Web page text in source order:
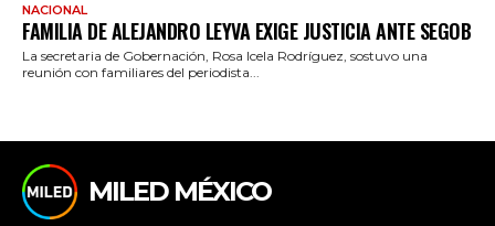
NACIONAL
FAMILIA DE ALEJANDRO LEYVA EXIGE JUSTICIA ANTE SEGOB
La secretaria de Gobernación, Rosa Icela Rodríguez, sostuvo una
reunión con familiares del periodista...
MILED MÉXICO